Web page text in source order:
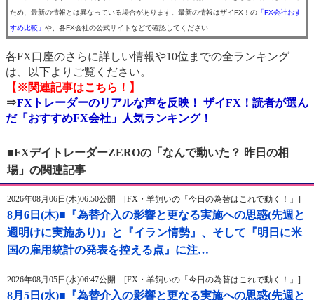
ため、最新の情報とは異なっている場合があります。最新の情報はザイFX！の 「FX会社おす
すめ比較」 や、各FX会社の公式サイトなどで確認してください
各FX口座のさらに詳しい情報や10位までの全ランキング
は、以下よりご覧ください。
【※関連記事はこちら！】
⇒FXトレーダーのリアルな声を反映！ ザイFX！読者が選ん
だ「おすすめFX会社」人気ランキング！
■FXデイトレーダーZEROの「なんで動いた？ 昨日の相
場」の関連記事
2026年08月06日(木)06:50公開 [FX・羊飼いの「今日の為替はこれで動く！」]
8月6日(木)■『為替介入の影響と更なる実施への思惑(先週と
週明けに実施あり)』と『イラン情勢』、そして『明日に米
国の雇用統計の発表を控える点』に注…
2026年08月05日(水)06:47公開 [FX・羊飼いの「今日の為替はこれで動く！」]
8月5日(水)■『為替介入の影響と更なる実施への思惑(先週と